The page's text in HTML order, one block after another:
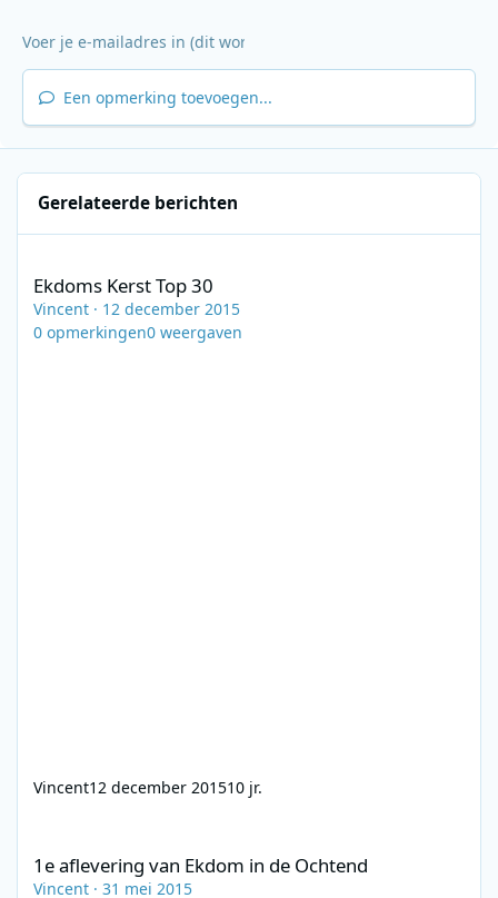
Een opmerking toevoegen...
Gerelateerde berichten
Ekdoms Kerst Top 30
Vincent · 12 december 2015
0 opmerkingen0 weergaven
Vincent12 december 201510 jr.
1e aflevering van Ekdom in de Ochtend
Vincent · 31 mei 2015